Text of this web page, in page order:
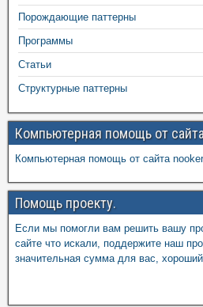
Порождающие паттерны
Программы
Статьи
Структурные паттерны
Компьютерная помощь от
Компьютерная помощь от сайта
Помощь проекту.
Если мы помогли вам решить вашу
сайте что искали, поддержите наш
значительная сумма для вас,